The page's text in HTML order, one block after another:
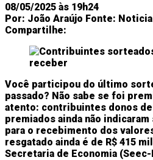
08/05/2025 às 19h24
Por: João Araújo Fonte:
Compartilhe:
Você participou do último
passado? Não sabe se foi
atento: contribuintes donos
premiados ainda não
para o recebimento dos
resgatado ainda é de R$ 415
Secretaria de Economia (Seec-